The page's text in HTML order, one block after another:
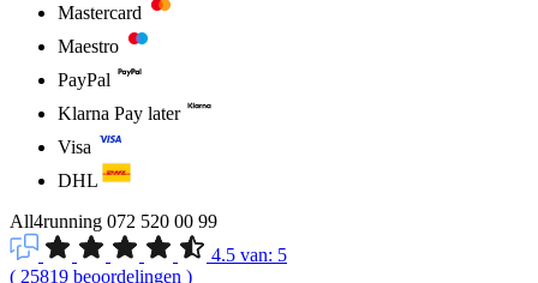
Mastercard
Maestro
PayPal
Klarna Pay later
Visa
DHL
All4running 072 520 00 99
4.5 van: 5
( 25819 beoordelingen )